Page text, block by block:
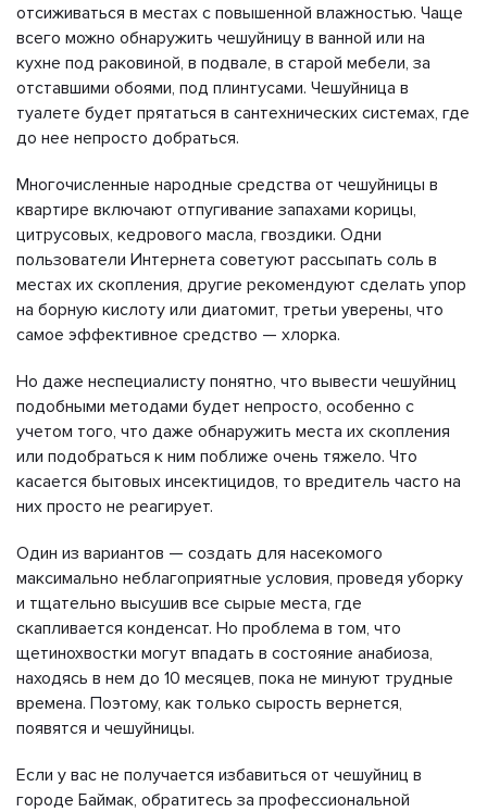
отсиживаться в местах с повышенной влажностью. Чаще
всего можно обнаружить чешуйницу в ванной или на
кухне под раковиной, в подвале, в старой мебели, за
отставшими обоями, под плинтусами. Чешуйница в
туалете будет прятаться в сантехнических системах, где
до нее непросто добраться.
Многочисленные народные средства от чешуйницы в
квартире включают отпугивание запахами корицы,
цитрусовых, кедрового масла, гвоздики. Одни
пользователи Интернета советуют рассыпать соль в
местах их скопления, другие рекомендуют сделать упор
на борную кислоту или диатомит, третьи уверены, что
самое эффективное средство — хлорка.
Но даже неспециалисту понятно, что вывести чешуйниц
подобными методами будет непросто, особенно с
учетом того, что даже обнаружить места их скопления
или подобраться к ним поближе очень тяжело. Что
касается бытовых инсектицидов, то вредитель часто на
них просто не реагирует.
Один из вариантов — создать для насекомого
максимально неблагоприятные условия, проведя уборку
и тщательно высушив все сырые места, где
скапливается конденсат. Но проблема в том, что
щетинохвостки могут впадать в состояние анабиоза,
находясь в нем до 10 месяцев, пока не минуют трудные
времена. Поэтому, как только сырость вернется,
появятся и чешуйницы.
Если у вас не получается избавиться от чешуйниц в
городе Баймак, обратитесь за профессиональной